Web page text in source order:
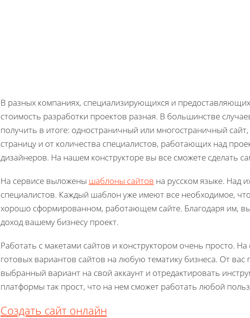
В разных компаниях, специализирующихся и
стоимость разработки проектов разная. В большинстве
получить в итоге: одностраничный или многостраничный
страницу и от количества специалистов, работающих над
дизайнеров. На нашем конструкторе вы все сможете сделать
На сервисе выложены шаблоны сайтов на русском языке. Над
специалистов. Каждый шаблон уже имеют все необходимое,
хорошо сформированном, работающем сайте. Благодаря им,
доход вашему бизнесу проект.
Работать с макетами сайтов и конструктором очень просто.
готовых вариантов сайтов на любую тематику бизнеса. От вас
выбранный вариант на свой аккаунт и отредактировать
платформы так прост, что на нем сможет работать любой
Создать сайт онлайн